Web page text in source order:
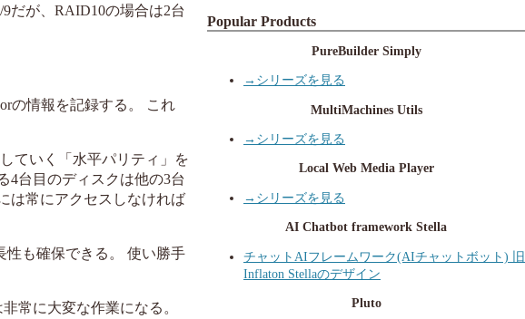
だが、RAID10の場合は2台
の情報を記録する。 これ
ていく「水平パリティ」を
4台目のディスクは他の3台
は常にアクセスしなければ
も確保できる。 使い勝手
常に大変な作業になる。
Popular Products
PureBuilder Simply
→シリーズを見る
MultiMachines Utils
→シリーズを見る
Local Web Media Player
→シリーズを見る
AI Chatbot framework Stella
チャットAIフレームワーク(AIチャットボット) 旧
Inflaton Stellaのデザイン
Pluto